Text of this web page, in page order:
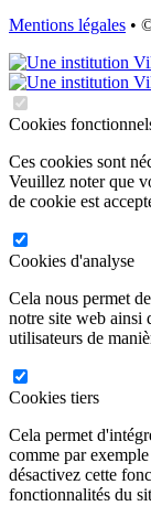
Mentions légales •
Cookies
Ces cookies sont
Veuillez noter que
de cookie est
Cookies d'analyse
Cela nous permet
notre site web ainsi
utilisateurs de
Cookies tiers
Cela permet
comme par
désactivez cette
fonctionnalités du